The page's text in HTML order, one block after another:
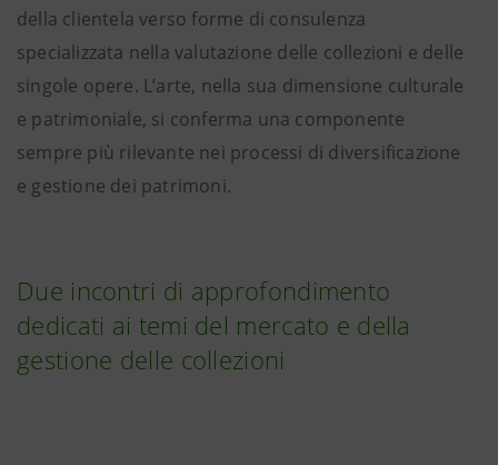
della clientela verso forme di consulenza
specializzata nella valutazione delle collezioni e delle
singole opere. L’arte, nella sua dimensione culturale
e patrimoniale, si conferma una componente
sempre più rilevante nei processi di diversificazione
e gestione dei patrimoni.
Due incontri di approfondimento
dedicati ai temi del mercato e della
gestione delle collezioni